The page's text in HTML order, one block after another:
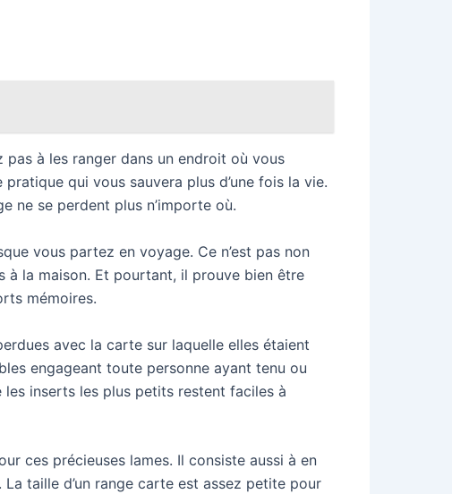
à les ranger dans un endroit où vous
pratique qui vous sauvera plus d’une fois la vie.
ne se perdent plus n’importe où.
vous partez en voyage. Ce n’est pas non
à la maison. Et pourtant, il prouve bien être
mémoires.
avec la carte sur laquelle elles étaient
engageant toute personne ayant tenu ou
inserts les plus petits restent faciles à
ces précieuses lames. Il consiste aussi à en
taille d’un range carte est assez petite pour